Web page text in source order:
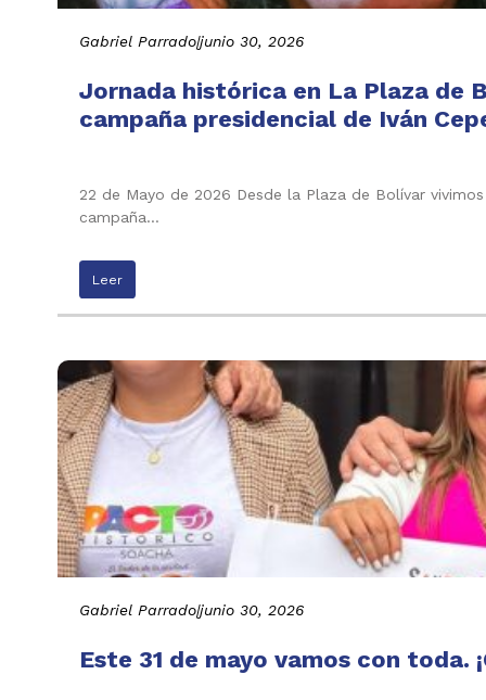
Gabriel Parrado|junio 30, 2026
Jornada histórica en La Plaza de
campaña presidencial de Iván
22 de Mayo de 2026 Desde la Plaza de Bolívar
campaña…
Leer
Gabriel Parrado|junio 30, 2026
Este 31 de mayo vamos con toda.